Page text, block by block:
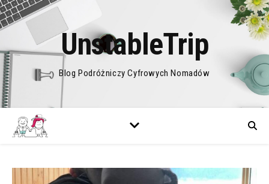
UnstableTrip
Blog Podróżniczy Cyfrowych Nomadów